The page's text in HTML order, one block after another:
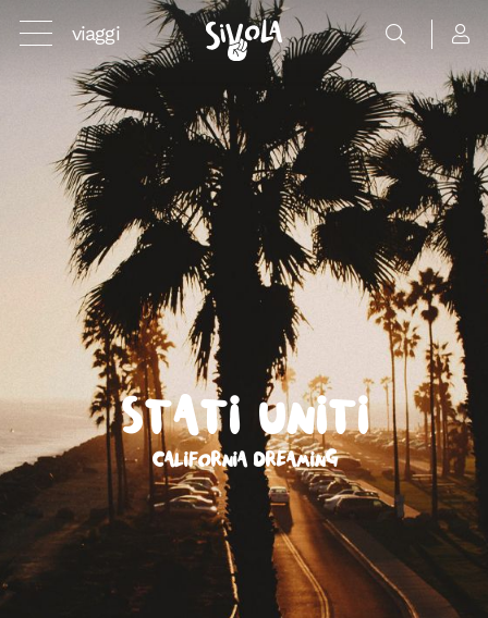
viaggi
Stati Uniti
California Dreaming